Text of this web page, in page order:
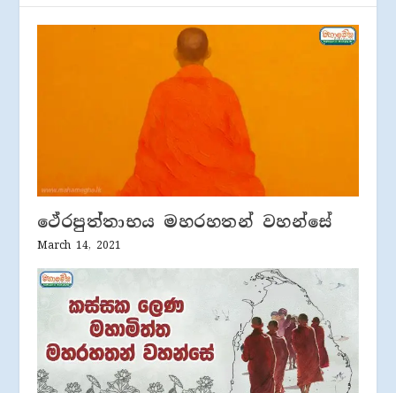
ථේරපුත්තාභය මහරහතන් වහන්සේ
March 14, 2021